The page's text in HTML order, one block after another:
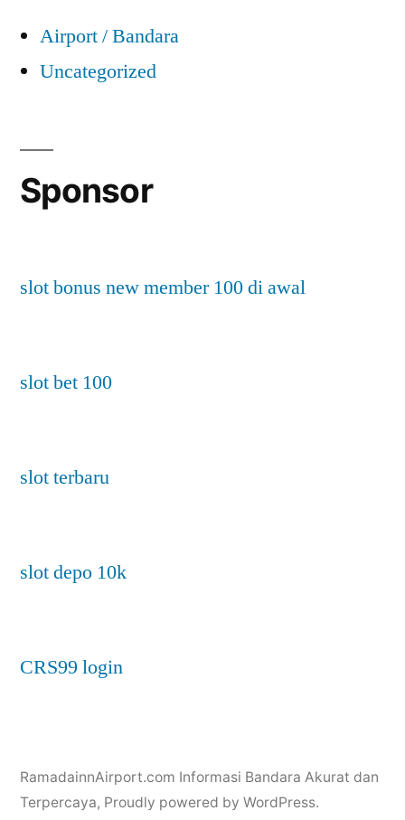
Airport / Bandara
Uncategorized
Sponsor
slot bonus new member 100 di awal
slot bet 100
slot terbaru
slot depo 10k
CRS99 login
RamadainnAirport.com Informasi Bandara Akurat dan
Terpercaya, Proudly powered by WordPress.